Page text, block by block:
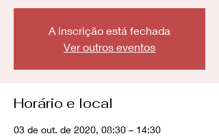
A inscrição está fechada
Ver outros eventos
Horário e local
03 de out. de 2020, 08:30 – 14:30